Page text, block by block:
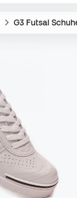
G3 Futsal